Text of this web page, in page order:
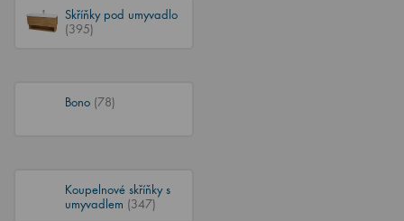
Skříňky pod umyvadlo
(395)
Bono (78)
Koupelnové skříňky s
umyvadlem (347)